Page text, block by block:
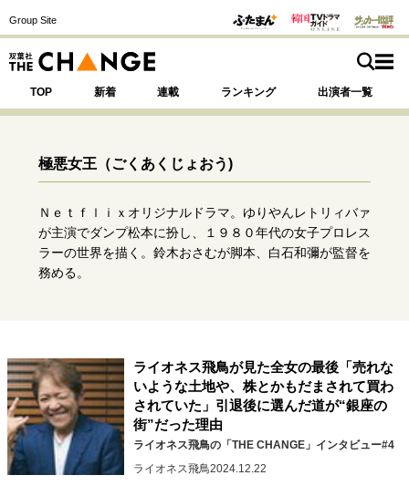
Group Site
TOP 新着 連載 ランキング 出演者一覧
SPECIAL 注目の記事テーマで探す
サイトの核・哲学
キャリア・働き方
セカンドキャリアの描き方
独立という決断
大人の学び直し
ファーストキャリアを拓く
極悪女王 （ごくあくじょおう)
Ｎｅｔｆｌｉｘオリジナルドラマ。ゆりやんレトリィバァ
が主演でダンプ松本に扮し、１９８０年代の女子プロレス
ラーの世界を描く。鈴木おさむが脚本、白石和彌が監督を
務める。
ライオネス飛鳥が見た全女の最後「売れな
いような土地や、株とかもだまされて買わ
されていた」引退後に選んだ道が“銀座の
街”だった理由
ライオネス飛鳥の「THE CHANGE」インタビュー#4
ライオネス飛鳥2024.12.22